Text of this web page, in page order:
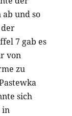
ab und so
der
7 gab es
von
zu
sich
in